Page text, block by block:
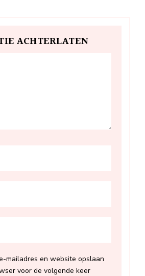
ACHTERLATEN
mailadres en website opslaan
voor de volgende keer